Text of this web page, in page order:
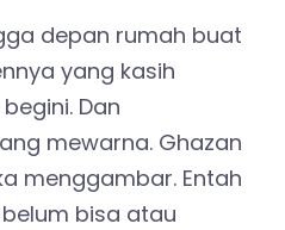
depan rumah buat
yang kasih
Dan
mewarna. Ghazan
menggambar. Entah
bisa atau